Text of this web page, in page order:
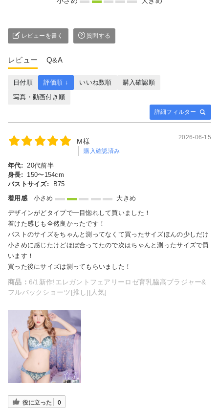
レビューを書く 質問する
レビュー Q&A
詳細フィルター
日付順 評価順 ↓ いいね数順
購入確認順
写真・動画付き順
M様
購入確認済み
2026-06-15
年代:
20代前半
身長:
150〜154cm
バストサイズ:
B75
着用感
小さめ
大きめ
デザインがどタイプで一目惚れして買いました！
着けた感じも全然良かったです！
バストのサイズをちゃんと測ってなくて買ったサイズほんの少しだけ
小さめに感じたけどほぼ合ってたので次はちゃんと測ったサイズで買
います！
買った後にサイズは測ってもらいました！
商品： 6/1新作!エレガントフェアリーロゼ育乳脇高ブラジャー&
フルバックショーツ[推し][人気]
役に立った 0